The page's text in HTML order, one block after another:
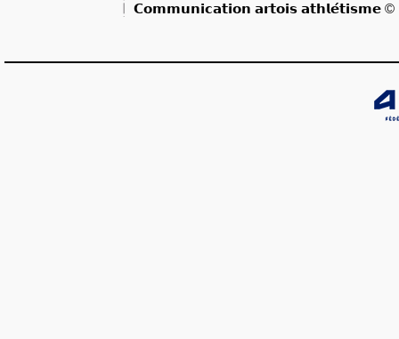
𝗖𝗼𝗺𝗺𝘂𝗻𝗶𝗰𝗮𝘁𝗶𝗼𝗻 𝗮𝗿𝘁𝗼𝗶𝘀 𝗮𝘁𝗵𝗹𝗲́𝘁𝗶𝘀𝗺𝗲 ©️